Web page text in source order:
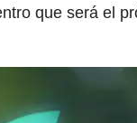
que será el